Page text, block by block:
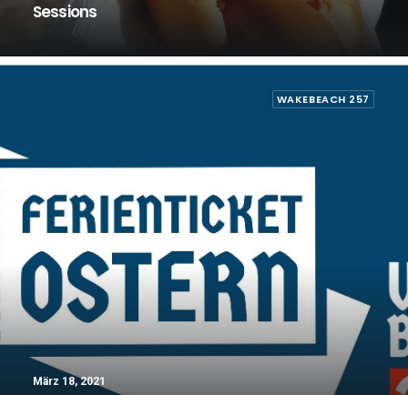
Sessions
WAKEBEACH 257
März 18, 2021